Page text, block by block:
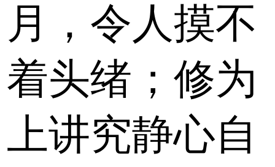
月，令人摸不
着头绪；修为
上讲究静心自